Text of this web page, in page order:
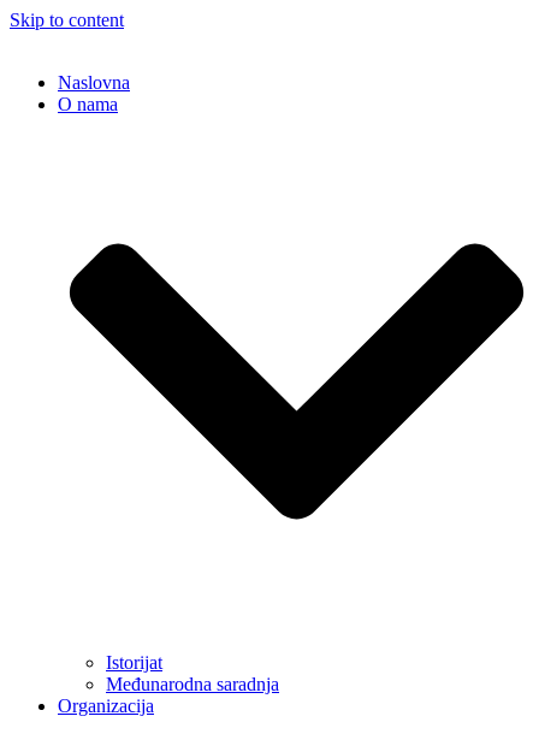
Skip to content
Naslovna
O nama
Istorijat
Međunarodna saradnja
Organizacija